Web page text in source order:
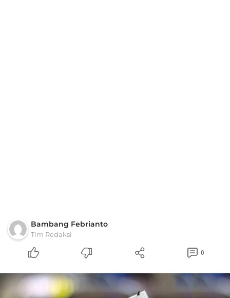
Bambang Febrianto
Tim Redaksi
0